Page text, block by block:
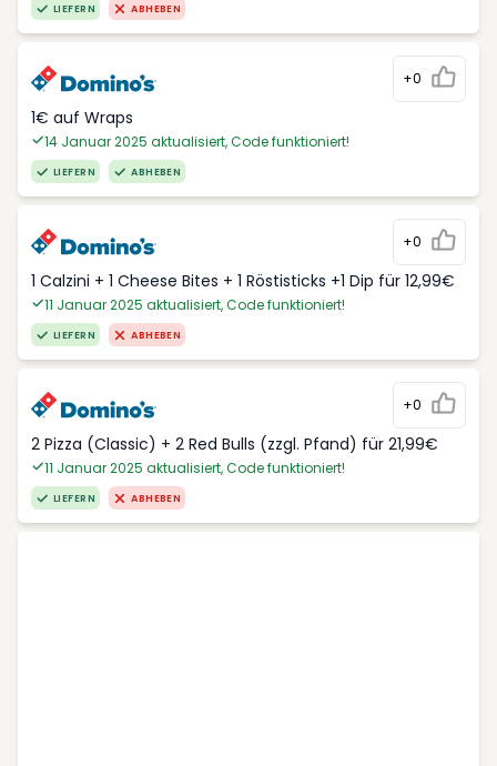
LIEFERN ABHEBEN
+0
1€ auf Wraps
14 Januar 2025 aktualisiert, Code funktioniert!
LIEFERN ABHEBEN
+0
1 Calzini + 1 Cheese Bites + 1 Röstisticks +1 Dip für 12,99€
11 Januar 2025 aktualisiert, Code funktioniert!
LIEFERN ABHEBEN
+0
2 Pizza (Classic) + 2 Red Bulls (zzgl. Pfand) für 21,99€
11 Januar 2025 aktualisiert, Code funktioniert!
LIEFERN ABHEBEN